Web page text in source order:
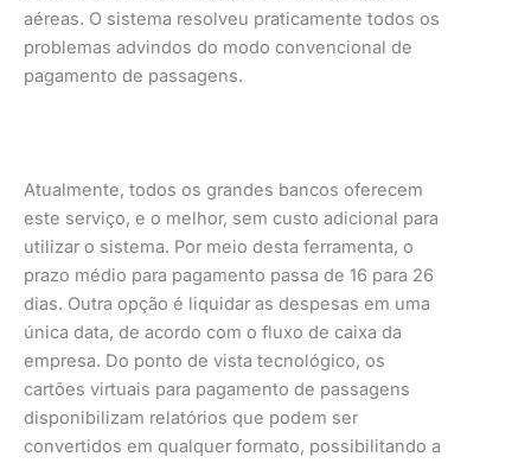
aéreas. O sistema resolveu praticamente todos os
problemas advindos do modo convencional de
pagamento de passagens.
Atualmente, todos os grandes bancos oferecem
este serviço, e o melhor, sem custo adicional para
utilizar o sistema. Por meio desta ferramenta, o
prazo médio para pagamento passa de 16 para 26
dias. Outra opção é liquidar as despesas em uma
única data, de acordo com o fluxo de caixa da
empresa. Do ponto de vista tecnológico, os
cartões virtuais para pagamento de passagens
disponibilizam relatórios que podem ser
convertidos em qualquer formato, possibilitando a